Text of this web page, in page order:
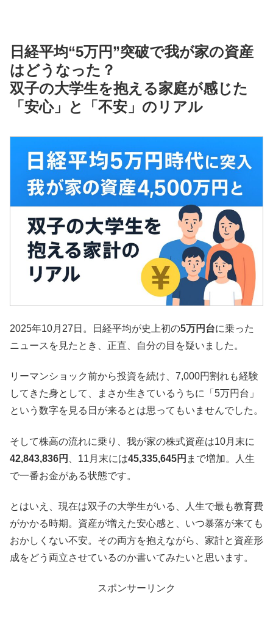
日経平均“5万円”突破で我が家の資産
はどうなった？
双子の大学生を抱える家庭が感じた
「安心」と「不安」のリアル
2025年10月27日。日経平均が史上初の5万円台に乗った
ニュースを見たとき、正直、自分の目を疑いました。
リーマンショック前から投資を続け、7,000円割れも経験
してきた身として、まさか生きているうちに「5万円台」
という数字を見る日が来るとは思ってもいませんでした。
そして株高の流れに乗り、我が家の株式資産は10月末に
42,843,836円
、11月末には45,335,645円 まで増加。人生
で一番お金がある状態です。
とはいえ、現在は双子の大学生がいる、人生で最も教育費
がかかる時期。資産が増えた安心感と、いつ暴落が来ても
おかしくない不安。その両方を抱えながら、家計と資産形
成をどう両立させているのか書いてみたいと思います。
スポンサーリンク